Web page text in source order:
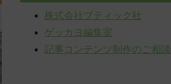
株式会社ブティック社
ゲッカヨ編集室
記事コンテンツ制作のご相談